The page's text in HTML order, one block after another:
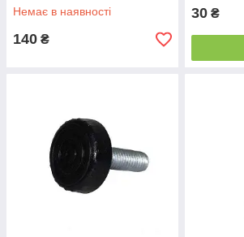
Немає в наявності
140 ₴
30 ₴